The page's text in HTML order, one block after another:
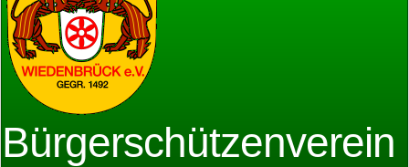
Bürgerschützenverein